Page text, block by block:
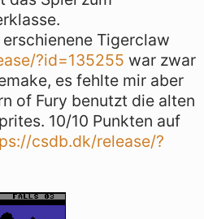
Tigerclaw
?id=135255 war zwar
es fehlte mir aber
of Fury benutzt die alten
10/10 Punkten auf
csdb.dk/release/?